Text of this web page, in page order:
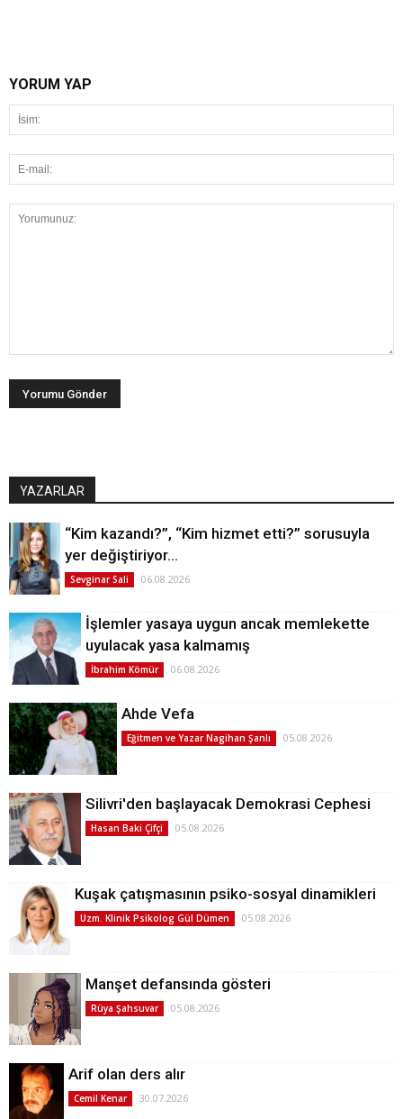
YORUM YAP
YAZARLAR
“Kim kazandı?”, “Kim hizmet etti?” sorusuyla
yer değiştiriyor…
Sevginar Sali 06.08.2026
İşlemler yasaya uygun ancak memlekette
uyulacak yasa kalmamış
İbrahim Kömür 06.08.2026
Ahde Vefa
Eğitmen ve Yazar Nagihan Şanlı 05.08.2026
Silivri'den başlayacak Demokrasi Cephesi
Hasan Baki Çifçi 05.08.2026
Kuşak çatışmasının psiko-sosyal dinamikleri
Uzm. Klinik Psikolog Gül Dümen 05.08.2026
Manşet defansında gösteri
Rüya Şahsuvar 05.08.2026
Arif olan ders alır
Cemil Kenar 30.07.2026